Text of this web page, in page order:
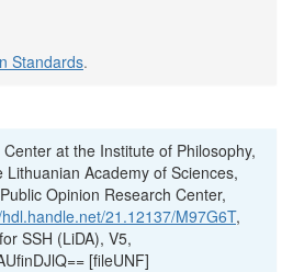
Standards.
at the Institute of Philosophy,
Academy of Sciences,
Opinion Research Center,
21.12137/M97G6T,
SSH (LiDA), V5,
[fileUNF]